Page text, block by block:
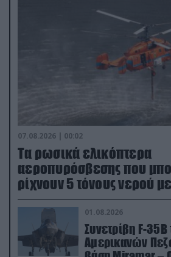
07.08.2026 | 00:02
Τα ρωσικά ελικόπτερα
αεροπυρόσβεσης που
ρίχνουν 5 τόνους νερού
01.08.2026
Συνετρίβη F-
Αμερικανών